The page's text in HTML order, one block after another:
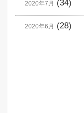
2020年7月 (34)
2020年6月 (28)